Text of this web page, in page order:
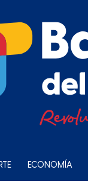
ECONOMÍA